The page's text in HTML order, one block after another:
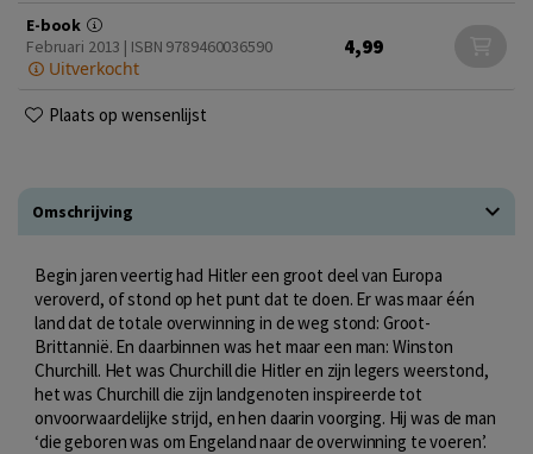
E-book
Februari 2013 | ISBN 9789460036590
Uitverkocht
4,99
Plaats op wensenlijst
Omschrijving
Begin jaren veertig had Hitler een groot deel van Europa
veroverd, of stond op het punt dat te doen. Er was maar één
land dat de totale overwinning in de weg stond: Groot-
Brittannië. En daarbinnen was het maar een man: Winston
Churchill. Het was Churchill die Hitler en zijn legers weerstond,
het was Churchill die zijn landgenoten inspireerde tot
onvoorwaardelijke strijd, en hen daarin voorging. Hij was de man
‘die geboren was om Engeland naar de overwinning te voeren’.